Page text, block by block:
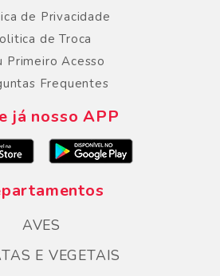
de Privacidade
de Troca
Primeiro Acesso
Frequentes
já nosso APP
AVES
E VEGETAIS